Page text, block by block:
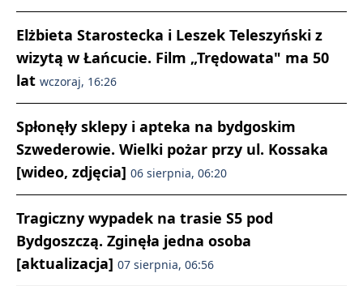
Elżbieta Starostecka i Leszek Teleszyński z
wizytą w Łańcucie. Film „Trędowata" ma 50
lat wczoraj, 16:26
Spłonęły sklepy i apteka na bydgoskim
Szwederowie. Wielki pożar przy ul. Kossaka
[wideo, zdjęcia] 06 sierpnia, 06:20
Tragiczny wypadek na trasie S5 pod
Bydgoszczą. Zginęła jedna osoba
[aktualizacja] 07 sierpnia, 06:56